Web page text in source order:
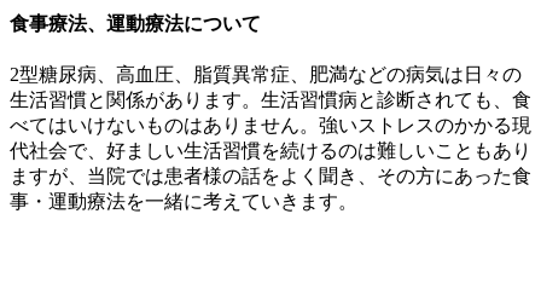
食事療法、運動療法について
2型糖尿病、高血圧、脂質異常症、肥満などの病気は日々の
生活習慣と関係があります。生活習慣病と診断されても、食
べてはいけないものはありません。強いストレスのかかる現
代社会で、好ましい生活習慣を続けるのは難しいこともあり
ますが、当院では患者様の話をよく聞き、その方にあった食
事・運動療法を一緒に考えていきます。